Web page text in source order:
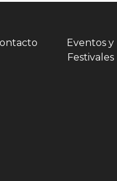
Eventos y
Festivales